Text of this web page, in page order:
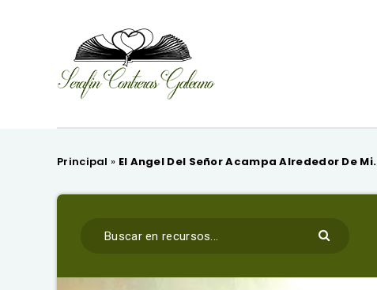
Principal » El Angel Del Señor Acampa Alrededor De Mi.